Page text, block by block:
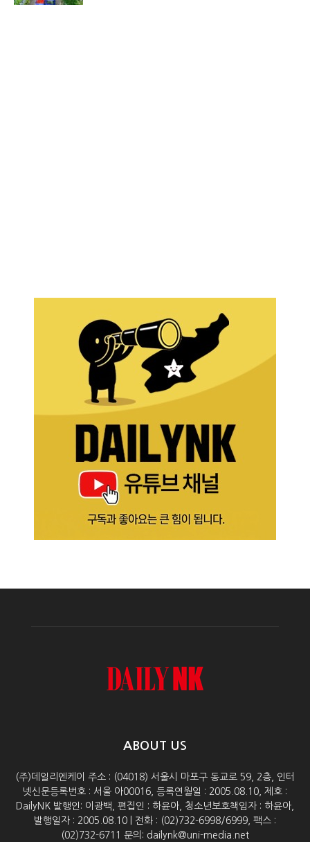
ABOUT US
(주)데일리엔케이 주소 : (04018) 서울시 마포구 동교로 59, 2층, 인터
넷신문등록번호 : 서울 아00016, 등록연월일 : 2005.08.10, 제호 :
DailyNK 발행인: 이광백, 편집인 : 하윤아, 청소년보호책임자 : 하윤아,
발행일자 : 2005.08.10 | 전화 : (02)732-6998/6999, 팩스 :
(02)732-6711 문의: dailynk@uni-media.net